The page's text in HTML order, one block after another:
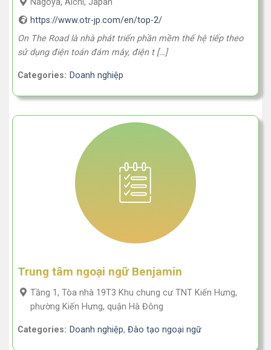
Nagoya, Aichi, Japan
https://www.otr-jp.com/en/top-2/
On The Road là nhà phát triển phần mềm thế hệ tiếp theo
sử dụng điện toán đám mây, điện t […]
Categories: Doanh nghiệp
Trung tâm ngoại ngữ Benjamin
Tầng 1, Tòa nhà 19T3 Khu chung cư TNT Kiến Hưng,
phường Kiến Hưng, quận Hà Đông
Categories: Doanh nghiệp, Đào tạo ngoại ngữ